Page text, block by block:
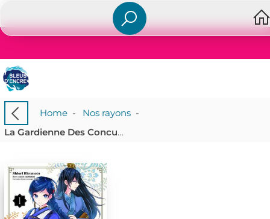
Home- Nos rayons-
La Gardienne Des Concubines Tome 1